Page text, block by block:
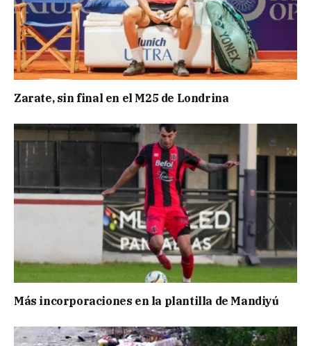
Zarate, sin final en el M25 de Londrina
Más incorporaciones en la plantilla de Mandiyú